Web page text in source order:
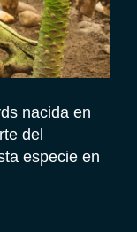
nacida en
del
especie en